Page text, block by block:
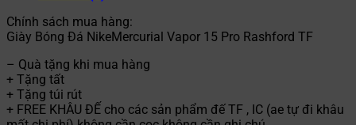
Chính sách mua hàng:
Giày Bóng Đá NikeMercurial Vapor 15 Pro Rashford TF
– Quà tặng khi mua hàng
+ Tặng tất
+ Tặng túi rút
+ FREE KHÂU ĐẾ cho các sản phẩm đế TF , IC (ae tự đi khâu